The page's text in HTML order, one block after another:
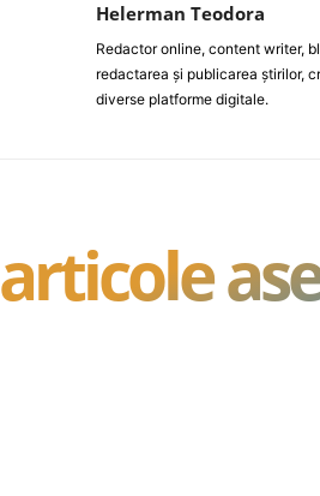
Helerman Teodora
Redactor online, content writer,
redactarea și publicarea știrilor,
diverse platforme digitale.
articole